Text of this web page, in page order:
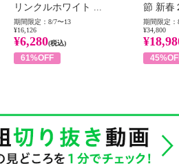
リンクルホワイト ...
期間限定：8/7〜13
¥16,126
¥6,280(税込)
61%OFF
節 新春
期間限定：
¥34,800